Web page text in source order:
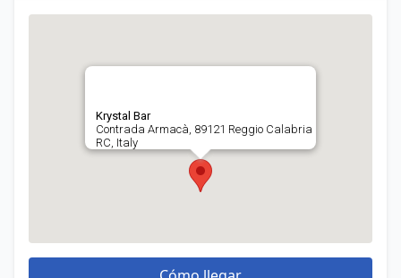
Krystal Bar
Contrada Armacà, 89121 Reggio Calabria
RC, Italy